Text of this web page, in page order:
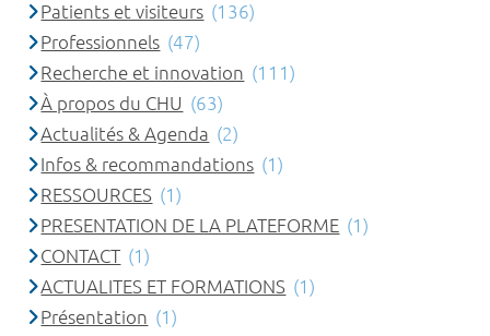
Patients et visiteurs (136)
Professionnels (47)
Recherche et innovation (111)
À propos du CHU (63)
Actualités & Agenda (2)
Infos & recommandations (1)
RESSOURCES (1)
PRESENTATION DE LA PLATEFORME (1)
CONTACT (1)
ACTUALITES ET FORMATIONS (1)
Présentation (1)